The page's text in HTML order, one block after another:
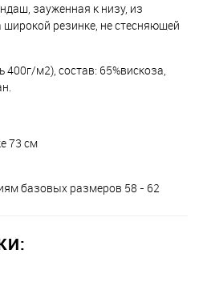
зауженная к низу, из
широкой резинке, не стесняющей
400г/м2), состав: 65%вискоза,
73 см
базовых размеров 58 - 62